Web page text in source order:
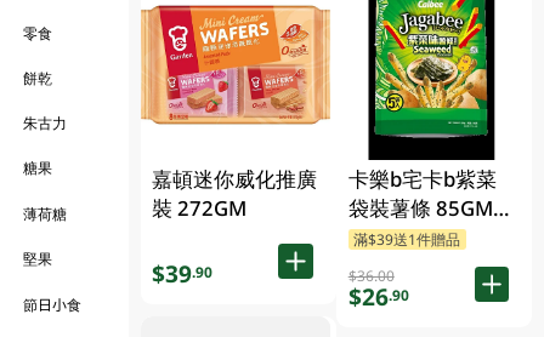
零食
餅乾
朱古力
糖果
薄荷糖
堅果
節日小食
嘉頓迷你威化推廣
裝 272GM
$39.90
卡樂b宅卡b紫菜
袋裝薯條 85GM
(包裝隨機發放)
滿$39送1件贈品
$36.00
$26.90